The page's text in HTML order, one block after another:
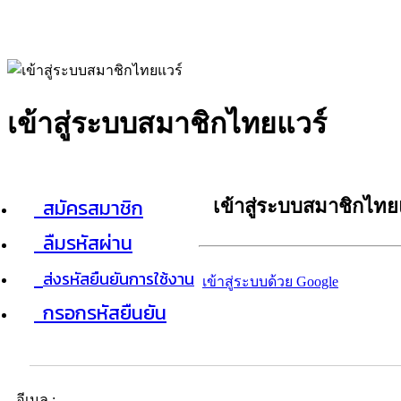
เข้าสู่ระบบสมาชิกไทยแวร์
สมัครสมาชิก
ลืมรหัสผ่าน
ส่งรหัสยืนยันการใช้งาน
กรอกรหัสยืนยัน
เข้าสู่ระบบสมาชิกไท
เข้าสู่ระบบด้วย Google